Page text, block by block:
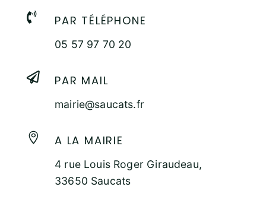
 PAR TÉLÉPHONE
05 57 97 70 20
 PAR MAIL
mairie@saucats.fr
 A LA MAIRIE
4 rue Louis Roger Giraudeau,
33650 Saucats